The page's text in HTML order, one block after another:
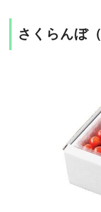
さくらんぼ（